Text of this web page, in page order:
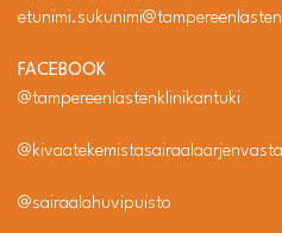
FACEBOOK
@tampereenlastenklinikantuki
@sairaalahuvipuisto